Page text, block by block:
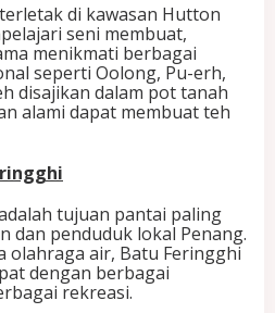
di kawasan Hutton
seni membuat,
menikmati berbagai
seperti Oolong, Pu-erh,
disajikan dalam pot tanah
alami dapat membuat teh
tujuan pantai paling
dan penduduk lokal Penang.
olahraga air, Batu Feringghi
dengan berbagai
rekreasi.